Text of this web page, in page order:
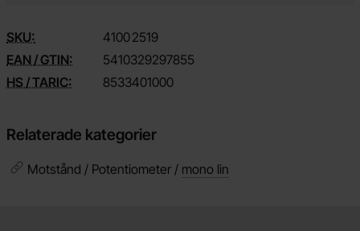
SKU: 41002519
EAN / GTIN:
5410329297855
HS / TARIC:
8533401000
Relaterade kategorier
Motstånd / Potentiometer / mono lin